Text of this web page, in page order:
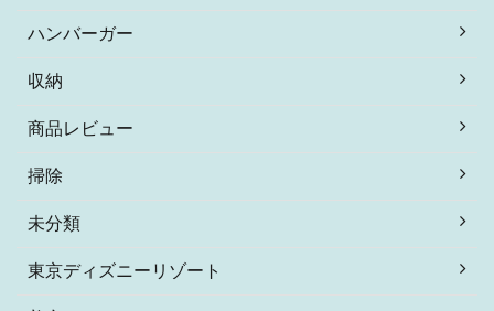
ハンバーガー
収納
商品レビュー
掃除
未分類
東京ディズニーリゾート